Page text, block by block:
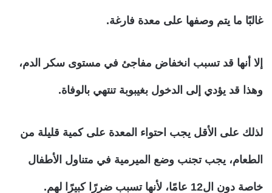
غالبًا ما يتم وصفها على معدة فارغة.
إلا أنها قد تسبب انخفاض مفاجئ في مستوى سكر الدم،
وهذا قد يؤدي إلى الدخول بغيبوبة تنتهي بالوفاة.
لذلك على الأقل يجب احتواء المعدة على كمية قليلة من
الطعام، يجب تجنب وضع الميرمية في متناول الأطفال
خاصة دون ال12 عامًا، لأنها تسبب ضررًا كبيرًا لهم.